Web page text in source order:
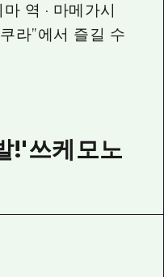
역 · 마메가시
라”에서 즐길 수
!'쓰케모노